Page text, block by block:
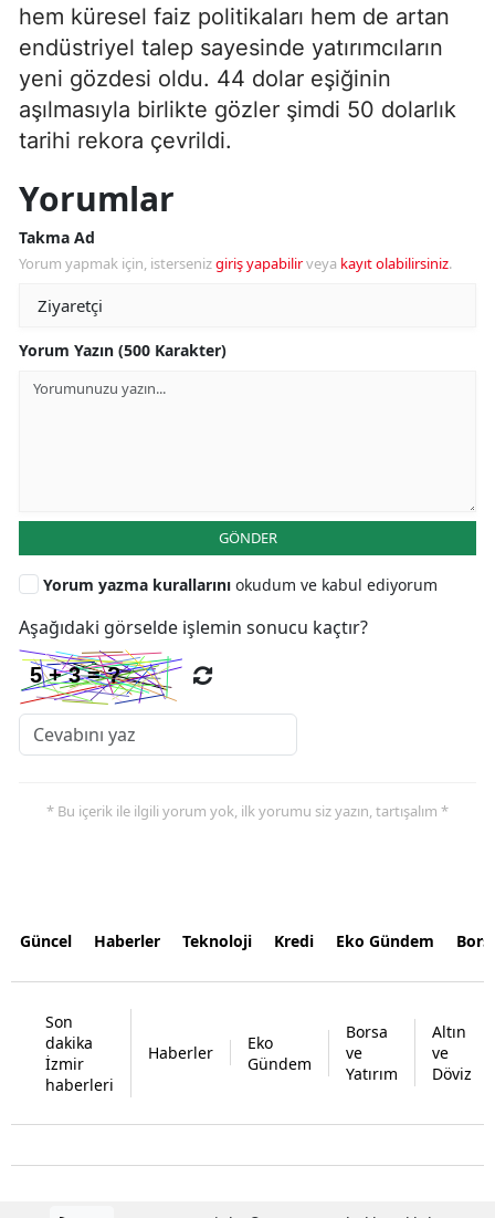
hem küresel faiz politikaları hem de artan
endüstriyel talep sayesinde yatırımcıların
yeni gözdesi oldu. 44 dolar eşiğinin
aşılmasıyla birlikte gözler şimdi 50 dolarlık
tarihi rekora çevrildi.
Yorumlar
Takma Ad
Yorum yapmak için, istersenizgiriş yapabilirveya kayıt olabilirsiniz.
Yorum Yazın (500 Karakter)
GÖNDER
Yorum yazma kurallarını okudum ve kabul ediyorum
Aşağıdaki görselde işlemin sonucu kaçtır?
* Bu içerik ile ilgili yorum yok, ilk yorumu siz yazın, tartışalım *
Güncel Haberler Teknoloji Kredi Eko Gündem
Son
dakika
İzmir
haberleri
Haberler
Eko
Gündem
Borsa
ve
Yatırım
Altın
ve
Döviz